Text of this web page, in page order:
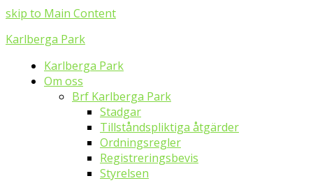
skip to Main Content
Karlberga Park
Karlberga Park
Om oss
Brf Karlberga Park
Stadgar
Tillståndspliktiga åtgärder
Ordningsregler
Registreringsbevis
Styrelsen